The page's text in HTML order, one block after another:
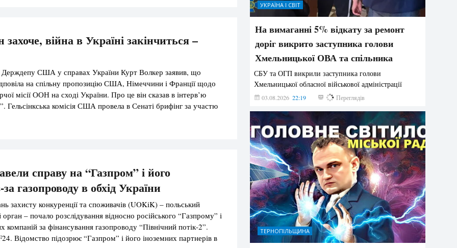
війна в Україні закінчиться –
Держдепу США у справах України Курт Волкер заявив, що
на спільну пропозицію США, Німеччини і Франції щодо
місії ООН на сході України. Про це він сказав в інтерв’ю
Гельсінкська комісія США провела в Сенаті брифінг за участю
Державного департаменту США щодо українських
справу на “Газпром” і його
газопроводу в обхід України
захисту конкуренції та споживачів (UOKiK) – польський
– почало розслідування відносно російського “Газпрому” і
компаній за фінансування газопроводу “Північний потік-2”.
Відомство підозрює “Газпром” і його іноземних партнерів в
УКРАЇНА І СВІТ
На вимаганні 5% відкату за ремонт
доріг викрито заступника голови
Хмельницької ОВА та спільника
СБУ та ОГП викрили заступника голови
Хмельницької обласної військової адміністрації
03.08.2026 22:19 873 Переглядів
ТЕРНОПІЛЬЩИНА